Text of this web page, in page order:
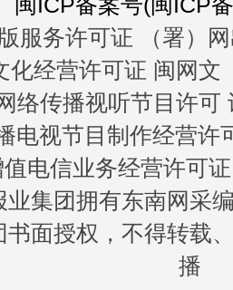
闽ICP备案号(闽ICP
服务许可证 （署）
化经营许可证 闽网文
络传播视听节目许可
电视节目制作经营许
值电信业务经营许可
业集团拥有东南网采
书面授权，不得转载
播